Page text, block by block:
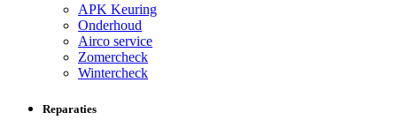
APK Keuring
Onderhoud
Airco service
Zomercheck
Wintercheck
Reparaties